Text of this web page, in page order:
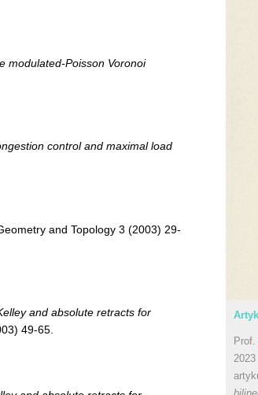
modulated-Poisson Voronoi
control and maximal load
and Topology 3 (2003) 29-
and absolute retracts for
49-65.
Prof.